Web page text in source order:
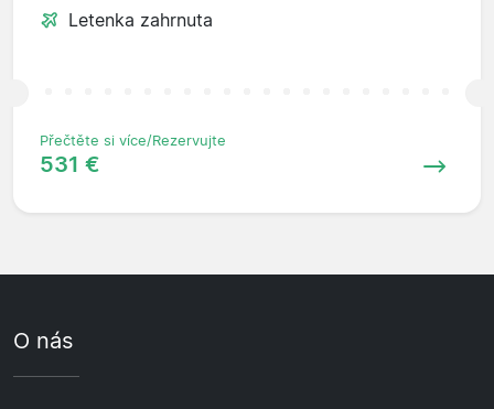
Letenka zahrnuta
Přečtěte si více/Rezervujte
531 €
O nás